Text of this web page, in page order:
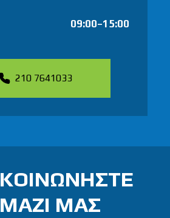
09:00–15:00
210 7641033
ΜΑΖΙ ΜΑΣ